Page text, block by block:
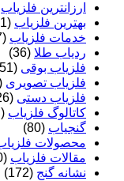
ارزانترین فلزیاب
بهترین فلزیاب (121)
خدمات فلزیاب (57)
ردیاب طلا (36)
فلزیاب بوقی (151)
فلزیاب تصویری
فلزیاب دستی (26)
کاتالوگ فلزیاب (17)
گنجیاب (80)
محصولات
مقالات فلزیاب (300)
نشانه گنج (172)